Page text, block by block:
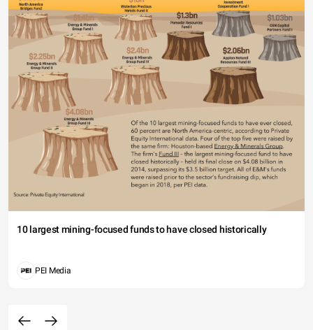
10 largest mining-focused funds to have closed historically
PEI Media